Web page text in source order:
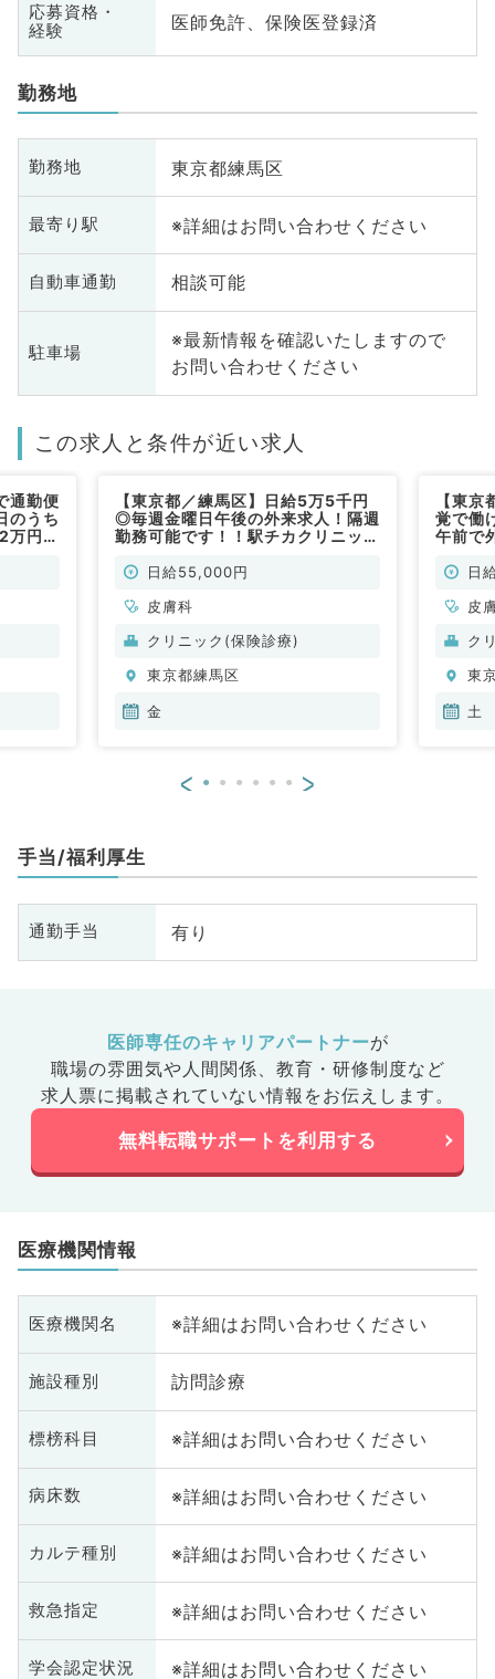
応募資格・
経験
医師免許、保険医登録済
勤務地
勤務地 東京都練馬区
最寄り駅 ※詳細はお問い合わせください
自動車通勤 相談可能
駐車場
※最新情報を確認いたしますので
お問い合わせください
この求人と条件が近い求人
通勤便
のうち
万円／
【東京都／練馬区】日給5万5千円
◎毎週金曜日午後の外来求人！隔週
勤務可能です！！駅チカクリニック
成外科／非常勤）
日給55,000円
皮膚科
クリニック(保険診療)
東京都練馬区
金
【東
覚で働
午前で
常勤）
日
皮
ク
東
土
< >
手当/福利厚生
通勤手当 有り
医師専任のキャリアパートナーが
職場の雰囲気や人間関係、 教育・研修制度など
求人票に掲載されていない情報をお伝えします。
無料転職サポートを利用する
医療機関情報
医療機関名 ※詳細はお問い合わせください
施設種別 訪問診療
標榜科目 ※詳細はお問い合わせください
病床数 ※詳細はお問い合わせください
カルテ種別 ※詳細はお問い合わせください
救急指定 ※詳細はお問い合わせください
学会認定状況 ※詳細はお問い合わせください